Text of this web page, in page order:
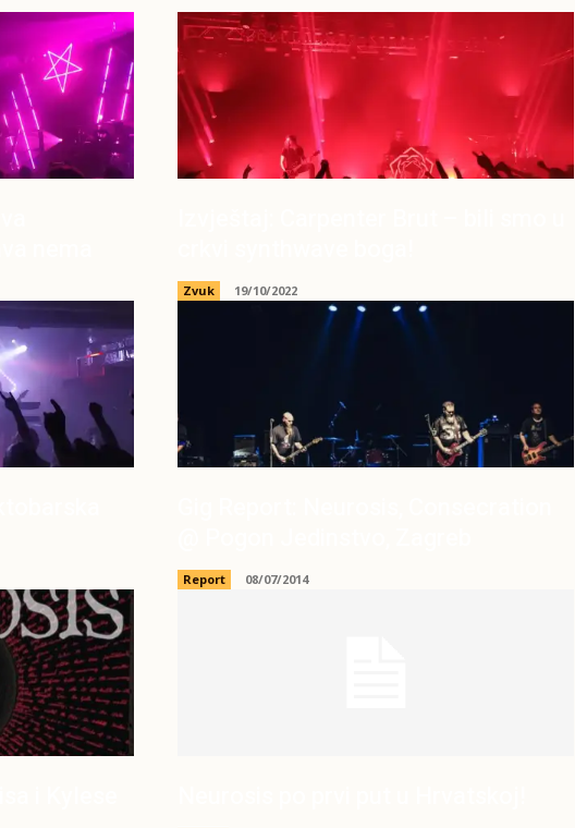
Zvuk 19/10/2022
Report 08/07/2014